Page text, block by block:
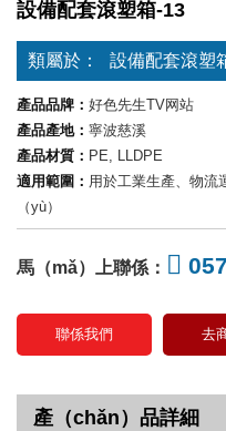
設備配套滾塑箱-13
類屬於： 設備配套滾塑
產品品牌： 好色先生TV网站
產品產地： 寧波慈溪
產品材質： PE, LLDPE
適用範圍： 用於工業生產、物流
（yù）
馬（mǎ）上聯係：
聯係我們 去
產（chǎn）品詳細